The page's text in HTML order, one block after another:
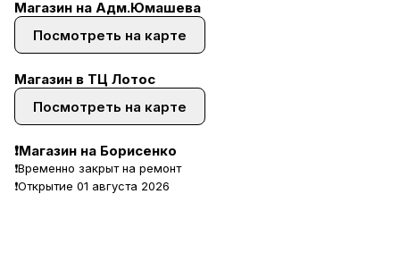
Магазин на Адм.Юмашева
Посмотреть на карте
Магазин в ТЦ Лотос
Посмотреть на карте
❗Магазин на Борисенко
❗Временно закрыт на ремонт
❗Открытие 01 августа 2026